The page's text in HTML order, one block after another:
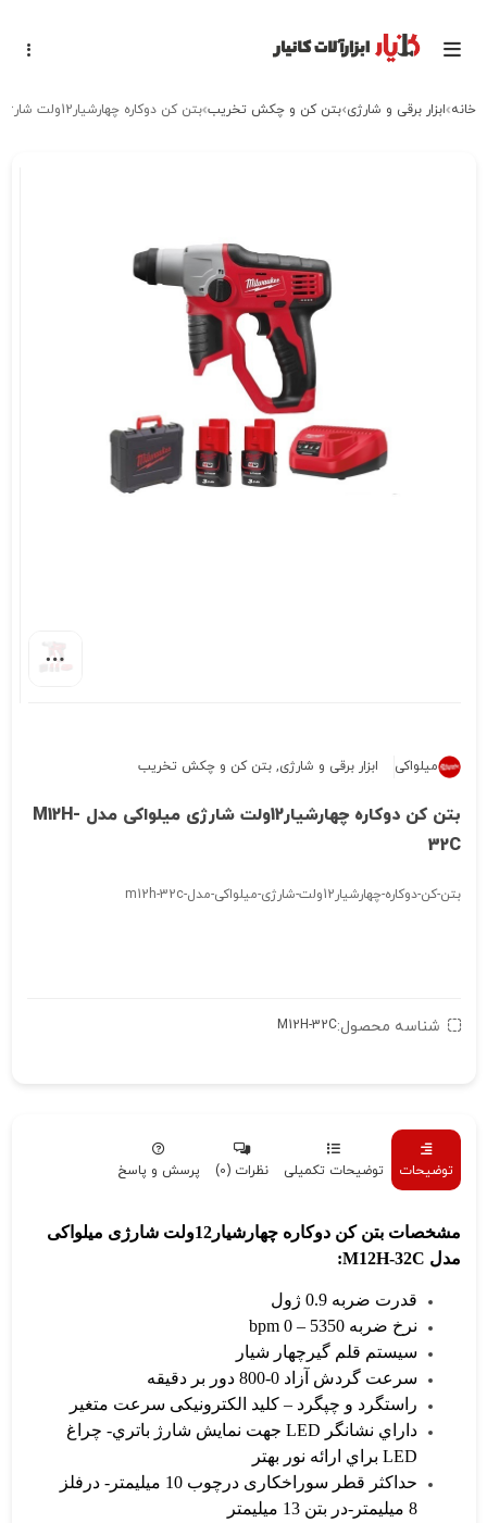
خانه ابزار برقی و شارژی بتن کن و چکش تخریب بتن کن دوکاره چهارشیار12ولت شارژی میلواکی مدل M12H-32C
میلواکی ابزار برقی و شارژی,بتن کن و چکش تخریب
بتن کن دوکاره چهارشیار12ولت شارژی میلواکی مدل M12H-
32C
بتن-کن-دوکاره-چهارشیار12ولت-شارژی-میلواکی-مدل-m12h-32c
شناسه محصول:M12H-32C
توضیحات توضیحات تکمیلی نظرات (0) پرسش و پاسخ
مشخصات بتن کن دوکاره چهارشیار12ولت شارژی میلواکی
مدل M12H-32C:
قدرت ضربه 0.9 ژول
نرخ ضربه 5350 – 0 bpm
سیستم قلم گیرچهار شیار
سرعت گردش آزاد 0-800 دور بر دقیقه
راستگرد و چپگرد – کلید الکترونیکی سرعت متغیر
داراي نشانگر LED جهت نمایش شارژ باتري- چراغ
LED براي ارائه نور بهتر
حداکثر قطر سوراخکاری درچوب 10 میلیمتر- درفلز
8 میلیمتر-در بتن 13 میلیمتر